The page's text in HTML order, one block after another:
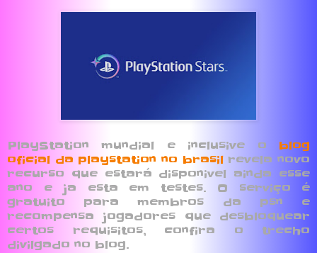
PlayStation mundial e inclusive o blog
oficial da playstation no brasilrevela novo
recurso que estará disponivel ainda esse
ano e ja esta em testes. O serviço é
gratuito para membros da psn e
recompensa jogadores que desbloquear
certos requisitos, confira o trecho
divilgado no blog.